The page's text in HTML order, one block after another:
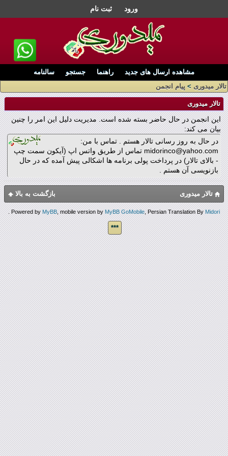
ورود ثبت نام
مشاهده ارسال های جدید راهنما جستجو
سالنامه
تالار میدوری > پیام انجمن
تالار میدوری
این انجمن در حال حاضر بسته شده است. مدیریت دلیل این امر را چنین
بیان می کند:
در حال به روز رسانی تالار هستم . تماس با من:
midorinco@yahoo.com تماس از طریق واتس اپ (آیکون سمت چپ
- بالای تالار) در پرداخت پولی برنامه ها اشکالی پیش آمده که در حال
بازنویسی آن هستم .
بازگشت به بالا تالار میدوری
Powered byMyBB, mobile version byMyBB GoMobile, Persian Translation ByMidori
.
***